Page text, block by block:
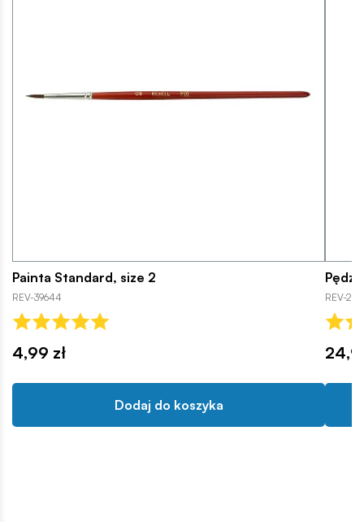
Painta Standard, size 2
REV-39644
4,99 zł
Dodaj do koszyka
REV-